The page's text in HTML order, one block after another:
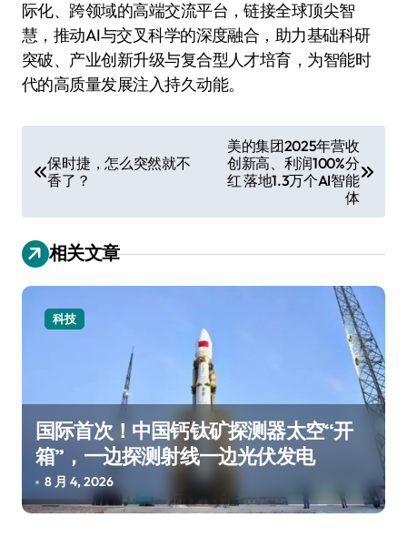
际化、跨领域的高端交流平台，链接全球顶尖智
慧，推动AI与交叉科学的深度融合，助力基础科研
突破、产业创新升级与复合型人才培育，为智能时
代的高质量发展注入持久动能。
章 保时捷，怎么突然就不
香了？
美的集团2025年营收
创新高、利润100%分
红 落地1.3万个AI智能
体
相关文章
科技
国际首次！中国钙钛矿探测器太空“开
箱”，一边探测射线一边光伏发电
8 月 4, 2026